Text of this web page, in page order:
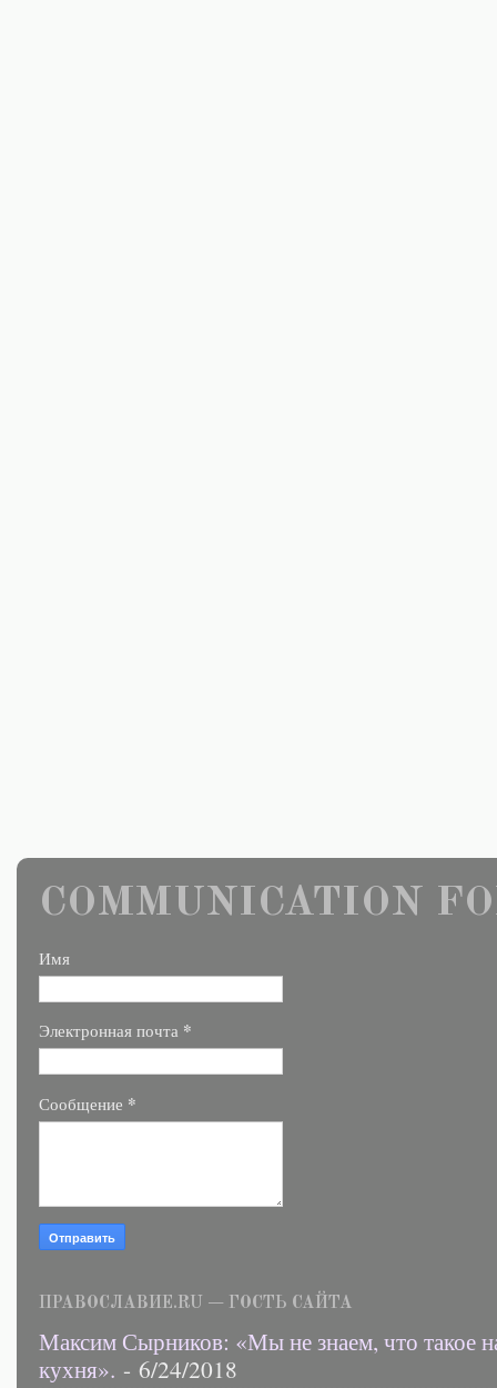
COMMUNICATION
Имя
Электронная почта *
Сообщение *
ПРАВОСЛАВИЕ.RU — ГОСТЬ САЙТА
Максим Сырников: «Мы не знаем, что такое
кухня». - 6/24/2018